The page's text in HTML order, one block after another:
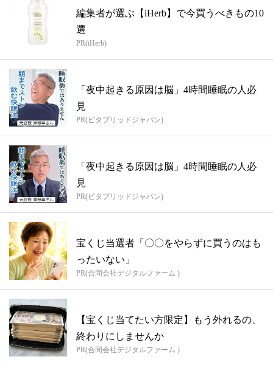
編集者が選ぶ【iHerb】で今買うべきもの10
選
PR(iHerb)
「夜中起きる原因は脳」4時間睡眠の人必
見
PR(ビタブリッドジャパン)
「夜中起きる原因は脳」4時間睡眠の人必
見
PR(ビタブリッドジャパン)
宝くじ当選者「〇〇をやらずに買うのはも
ったいない」
PR(合同会社デジタルファーム )
【宝くじ当てたい方限定】もう外れるの、
終わりにしませんか
PR(合同会社デジタルファーム )